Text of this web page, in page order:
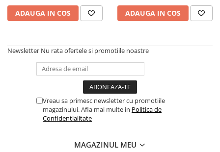
ADAUGA IN COS ADAUGA IN COS
Newsletter Nu rata ofertele si promotiile noastre
Vreau sa primesc newsletter cu promotiile
magazinului. Afla mai multe in Politica de
Confidentialitate
MAGAZINUL MEU